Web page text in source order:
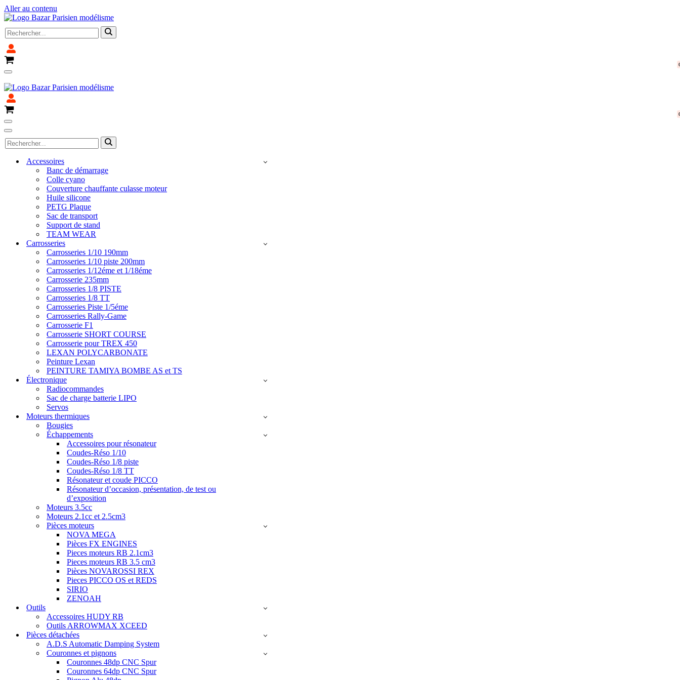
Aller au contenu
Rechercher...
Panier
Menu
de
navigation
Panier
Menu
de
navigation
Menu
de
navigation
Rechercher...
Accessoires
Banc de démarrage
Colle cyano
Couverture chauffante culasse moteur
Huile silicone
PETG Plaque
Sac de transport
Support de stand
TEAM WEAR
Carrosseries
Carrosseries 1/10 190mm
Carrosseries 1/10 piste 200mm
Carrosseries 1/12éme et 1/18éme
Carrosserie 235mm
Carrosseries 1/8 PISTE
Carrosseries 1/8 TT
Carrosseries Piste 1/5éme
Carrosseries Rally-Game
Carrosserie F1
Carrosserie SHORT COURSE
Carrosserie pour TREX 450
LEXAN POLYCARBONATE
Peinture Lexan
PEINTURE TAMIYA BOMBE AS et TS
Électronique
Radiocommandes
Sac de charge batterie LIPO
Servos
Moteurs thermiques
Bougies
Échappements
Accessoires pour résonateur
Coudes-Réso 1/10
Coudes-Réso 1/8 piste
Coudes-Réso 1/8 TT
Résonateur et coude PICCO
Résonateur d’occasion, présentation, de test ou
d’exposition
Moteurs 3.5cc
Moteurs 2.1cc et 2.5cm3
Pièces moteurs
NOVA MEGA
Pièces FX ENGINES
Pieces moteurs RB 2.1cm3
Pieces moteurs RB 3.5 cm3
Pièces NOVAROSSI REX
Pieces PICCO OS et REDS
SIRIO
ZENOAH
Outils
Accessoires HUDY RB
Outils ARROWMAX XCEED
Pièces détachées
A.D.S Automatic Damping System
Couronnes et pignons
Couronnes 48dp CNC Spur
Couronnes 64dp CNC Spur